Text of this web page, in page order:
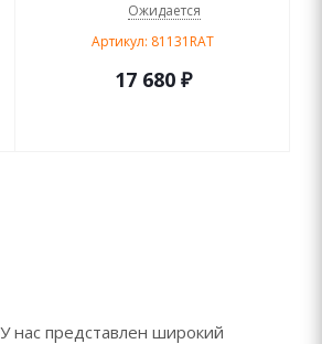
Ожидается
Артикул: 81131RAT
17 680₽
нас представлен широкий